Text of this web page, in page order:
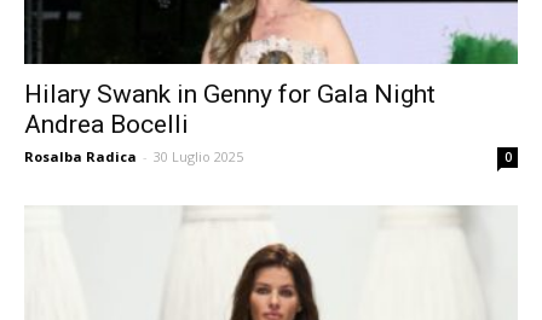
Hilary Swank in Genny for Gala Night
Andrea Bocelli
Rosalba Radica - 30 Luglio 2025 0